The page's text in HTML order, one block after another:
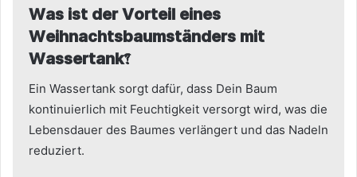
Was ist der Vorteil eines
Weihnachtsbaumständers mit
Wassertank?
Ein Wassertank sorgt dafür, dass Dein Baum
kontinuierlich mit Feuchtigkeit versorgt wird, was die
Lebensdauer des Baumes verlängert und das Nadeln
reduziert.